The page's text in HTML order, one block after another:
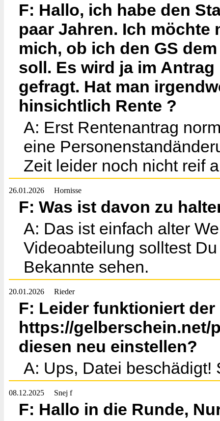
F: Hallo, ich habe den
paar Jahren. Ich möchte
mich, ob ich den GS
soll. Es wird ja im
gefragt. Hat man
hinsichtlich Rente ?
A: Erst Rentenantrag
eine
Zeit leider noch nicht reif
26.01.2026 Hornisse
F: Was ist davon zu
A: Das ist einfach alter
Videoabteilung solltest
Bekannte sehen.
20.01.2026 Rieder
F: Leider funktioniert
https://gelberschein.net/
diesen neu einstellen?
A: Ups, Datei beschädigt!
08.12.2025 Snej f
F: Hallo in die Runde,